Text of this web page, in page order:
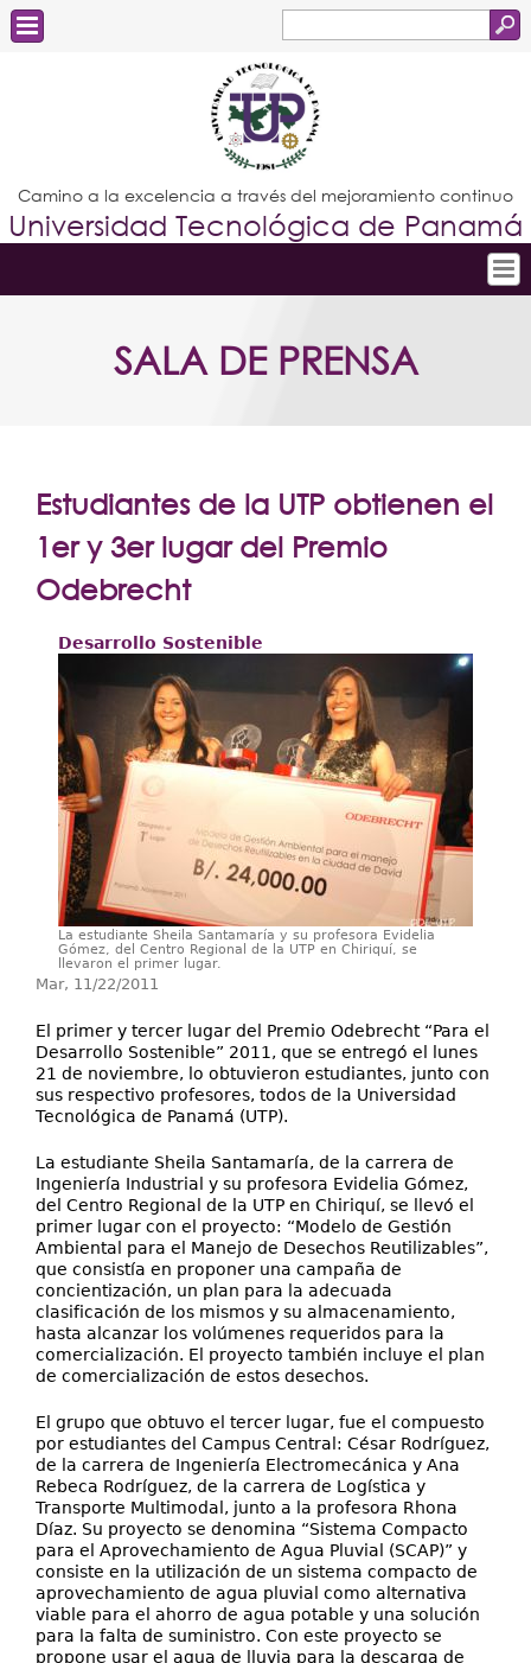
de
búsqueda
Estudiantes
Docentes
Administrativos
Graduados
Camino a la excelencia a través del mejoramiento continuo
Universidad Tecnológica de Panamá
Conoce la UTP
Postgrados
Extensión
Internacional
Transparencia
SALA DE PRENSA
Estudiantes de la UTP obtienen el
1er y 3er lugar del Premio
Odebrecht
Desarrollo Sostenible
La estudiante Sheila Santamaría y su profesora Evidelia
Gómez, del Centro Regional de la UTP en Chiriquí, se
llevaron el primer lugar.
Mar, 11/22/2011
El primer y tercer lugar del Premio Odebrecht “Para el
Desarrollo Sostenible” 2011, que se entregó el lunes
21 de noviembre, lo obtuvieron estudiantes, junto con
sus respectivo profesores, todos de la Universidad
Tecnológica de Panamá (UTP).
La estudiante Sheila Santamaría, de la carrera de
Ingeniería Industrial y su profesora Evidelia Gómez,
del Centro Regional de la UTP en Chiriquí, se llevó el
primer lugar con el proyecto: “Modelo de Gestión
Ambiental para el Manejo de Desechos Reutilizables”,
que consistía en proponer una campaña de
concientización, un plan para la adecuada
clasificación de los mismos y su almacenamiento,
hasta alcanzar los volúmenes requeridos para la
comercialización. El proyecto también incluye el plan
de comercialización de estos desechos.
El grupo que obtuvo el tercer lugar, fue el compuesto
por estudiantes del Campus Central: César Rodríguez,
de la carrera de Ingeniería Electromecánica y Ana
Rebeca Rodríguez, de la carrera de Logística y
Transporte Multimodal, junto a la profesora Rhona
Díaz. Su proyecto se denomina “Sistema Compacto
para el Aprovechamiento de Agua Pluvial (SCAP)” y
consiste en la utilización de un sistema compacto de
aprovechamiento de agua pluvial como alternativa
viable para el ahorro de agua potable y una solución
para la falta de suministro. Con este proyecto se
propone usar el agua de lluvia para la descarga de